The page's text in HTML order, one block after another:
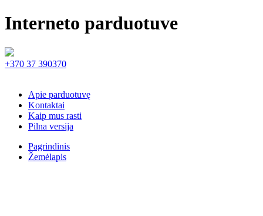
Interneto parduotuve
+370 37 390370
Apie parduotuvę
Kontaktai
Kaip mus rasti
Pilna versija
Pagrindinis
Žemėlapis